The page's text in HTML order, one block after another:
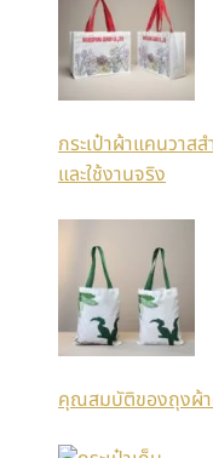
กระเป๋าผ้าแคนวาส
และใช้งานจริง
คุณสมบัติของถุงผ้